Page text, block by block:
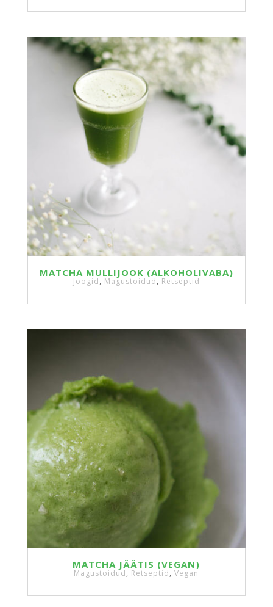
MATCHA MULLIJOOK (ALKOHOLIVABA)
Joogid, Magustoidud, Retseptid
MATCHA JÄÄTIS (VEGAN)
Magustoidud, Retseptid,Vegan